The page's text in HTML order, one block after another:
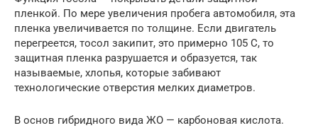
пленкой. По мере увеличения пробега автомобиля, эта
пленка увеличивается по толщине. Если двигатель
перегреется, тосол закипит, это примерно 105 С, то
защитная пленка разрушается и образуется, так
называемые, хлопья, которые забивают
технологические отверстия мелких диаметров.
В основ гибридного вида ЖО — карбоновая кислота.